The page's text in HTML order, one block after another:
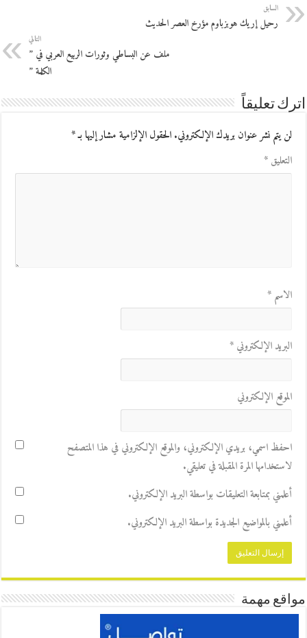
السابق
رحيل إريك هوبزباوم مؤرخ العصر الحديث
التالي
ملف عن البساطي وثورات الربيع العربي في ”
الكلمة ”
اترك تعليقاً
لن يتم نشر عنوان بريدك الإلكتروني.الحقول الإلزامية مشار إليها بـ*
التعليق*
الاسم*
البريد الإلكتروني*
الموقع الإلكتروني
احفظ اسمي، بريدي الإلكتروني، والموقع الإلكتروني في هذا المتصفح
لاستخدامها المرة المقبلة في تعليقي.
أعلمني بمتابعة التعليقات بواسطة البريد الإلكتروني.
أعلمني بالمواضيع الجديدة بواسطة البريد الإلكتروني.
مواقع مهمة